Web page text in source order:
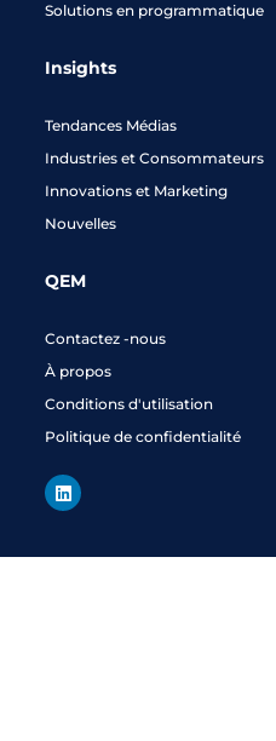
Solutions en programmatique
Insights
Tendances Médias
Industries et Consommateurs
Innovations et Marketing
Nouvelles
QEM
Contactez -nous
À propos
Conditions d'utilisation
Politique de confidentialité
L
i
e